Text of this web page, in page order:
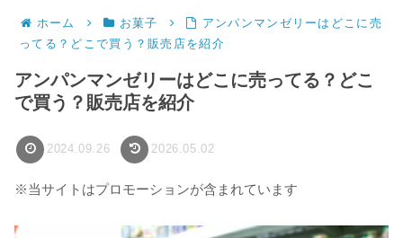
ホーム お菓子
アンパンマンゼリーはどこに売
ってる？どこで買う？販売店を紹介
アンパンマンゼリーはどこに売ってる？どこ
で買う？販売店を紹介
2024.09.26 2026.05.02
※当サイトはプロモーションが含まれています